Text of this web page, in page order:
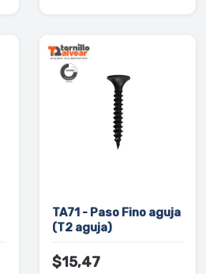
TA71 - Paso Fino aguja
(T2 aguja)
$15,47